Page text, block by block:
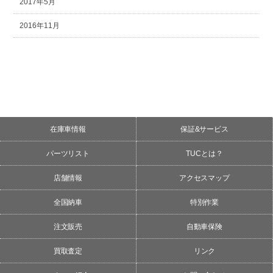
2017年5月
2016年11月
在庫車情報 保証&サービス
パーツリスト TUCとは？
店舗情報 アクセスマップ
全国納車 特別作業
注文販売 自動車保険
買取査定 リンク